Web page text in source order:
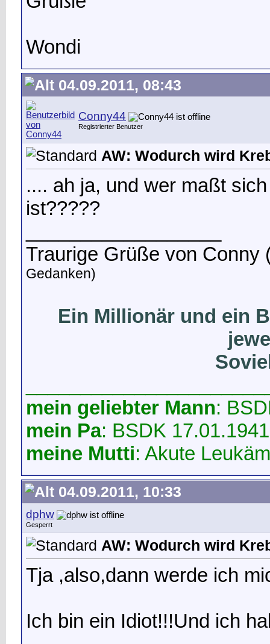
Wondi
04.09.2011, 08:43
Conny44
Registrierter Benutzer
AW: Wodurch wird
.... ah ja, und wer maßt
ist?????
Traurige Grüße von Conny
Gedanken)
Ein Millionär und ein
mein geliebter Mann:
mein Pa: BSDK
meine Mutti: Akute
04.09.2011, 10:33
dphw
Gesperrt
AW: Wodurch wird
Tja ,also,dann werde ich
Ich bin ein Idiot!!!Und ich